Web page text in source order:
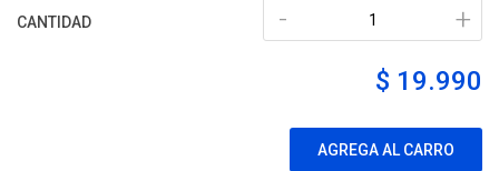
CANTIDAD +
-
$ 19.990
AGREGA AL CARRO